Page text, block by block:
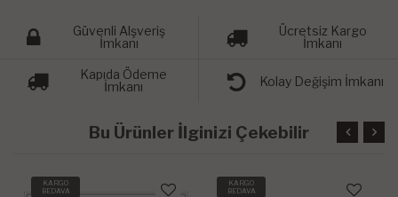
Güvenli Alşveriş
İmkanı
Ücretsiz Kargo
İmkanı
Kapıda Ödeme
İmkanı
Kolay Değişim İmkanı
Bu Ürünler İlginizi Çekebilir
KARGO
BEDAVA
KARGO
BEDAVA